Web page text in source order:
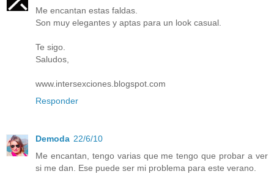
Me encantan estas faldas.
Son muy elegantes y aptas para un look casual.
Te sigo.
Saludos,
www.intersexciones.blogspot.com
Responder
Demoda 22/6/10
Me encantan, tengo varias que me tengo que probar a ver
si me dan. Ese puede ser mi problema para este verano.